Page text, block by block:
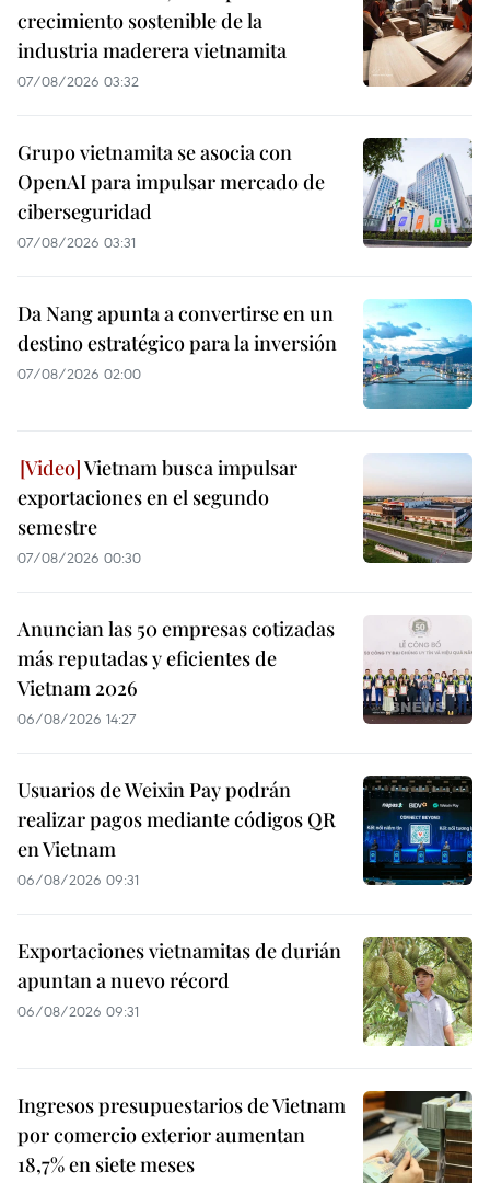
crecimiento sostenible de la
industria maderera vietnamita
07/08/2026 03:32
Grupo vietnamita se asocia con
OpenAI para impulsar mercado de
ciberseguridad
07/08/2026 03:31
Da Nang apunta a convertirse en un
destino estratégico para la inversión
07/08/2026 02:00
Vietnam busca impulsar
exportaciones en el segundo
semestre
07/08/2026 00:30
Anuncian las 50 empresas cotizadas
más reputadas y eficientes de
Vietnam 2026
06/08/2026 14:27
Usuarios de Weixin Pay podrán
realizar pagos mediante códigos QR
en Vietnam
06/08/2026 09:31
Exportaciones vietnamitas de durián
apuntan a nuevo récord
06/08/2026 09:31
Ingresos presupuestarios de Vietnam
por comercio exterior aumentan
18,7% en siete meses